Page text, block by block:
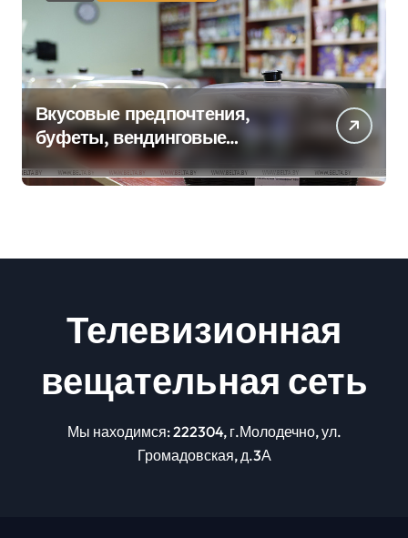
Вкусовые предпочтения,
буфеты, вендинговые
аппараты. Минобразования об
изменениях в школьном
Телевизионная
вещательная сеть
Мы находимся: 222304, г.Молодечно, ул.
Громадовская, д.3А